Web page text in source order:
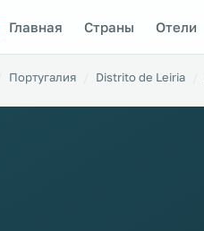
Главная Страны Отели
Португалия Distrito de Leiria